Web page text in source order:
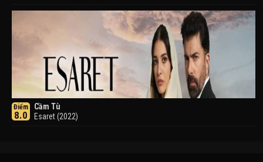
Điểm
8.0
Cầm Tù
Esaret (2022)